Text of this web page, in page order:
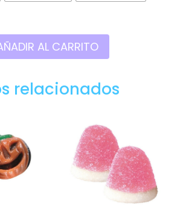
AL CARRITO
relacionados